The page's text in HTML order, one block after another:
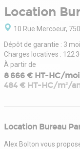
Location
10 Rue Mercoeur,
Dépôt de garantie : 3
Charges locatives : 122
À partir de
8 666 € HT-HC/
484 € HT-HC/m²/
Location Bureau
Alex Bolton vous